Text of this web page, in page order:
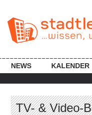
NEWS KALENDER
TV- & Video-